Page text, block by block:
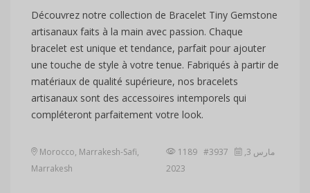
Découvrez notre collection de Bracelet Tiny Gemstone
artisanaux faits à la main avec passion. Chaque
bracelet est unique et tendance, parfait pour ajouter
une touche de style à votre tenue. Fabriqués à partir de
matériaux de qualité supérieure, nos bracelets
artisanaux sont des accessoires intemporels qui
compléteront parfaitement votre look.
Morocco, Marrakesh-Safi,
Marrakesh
1189 #3937
مارس 3,
2023